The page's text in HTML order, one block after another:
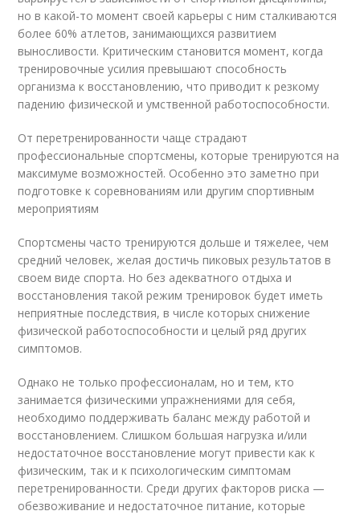
но в какой-то момент своей карьеры с ним сталкиваются
более 60% атлетов, занимающихся развитием
выносливости. Критическим становится момент, когда
тренировочные усилия превышают способность
организма к восстановлению, что приводит к резкому
падению физической и умственной работоспособности.
От перетренированности чаще страдают
профессиональные спортсмены, которые тренируются на
максимуме возможностей. Особенно это заметно при
подготовке к соревнованиям или другим спортивным
мероприятиям
Спортсмены часто тренируются дольше и тяжелее, чем
средний человек, желая достичь пиковых результатов в
своем виде спорта. Но без адекватного отдыха и
восстановления такой режим тренировок будет иметь
неприятные последствия, в числе которых снижение
физической работоспособности и целый ряд других
симптомов.
Однако не только профессионалам, но и тем, кто
занимается физическими упражнениями для себя,
необходимо поддерживать баланс между работой и
восстановлением. Слишком большая нагрузка и/или
недостаточное восстановление могут привести как к
физическим, так и к психологическим симптомам
перетренированности. Среди других факторов риска —
обезвоживание и недостаточное питание, которые